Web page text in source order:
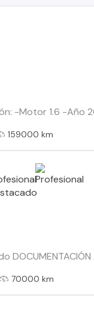
-Motor 1.6 -Año
159000 km
70000 km